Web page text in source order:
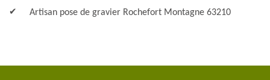
Artisan pose de gravier Rochefort Montagne 63210